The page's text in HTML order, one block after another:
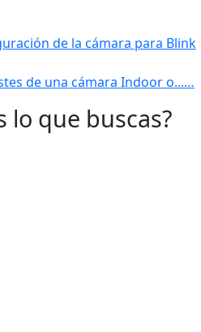
de la cámara para Blink
de una cámara Indoor o...…
lo que buscas?